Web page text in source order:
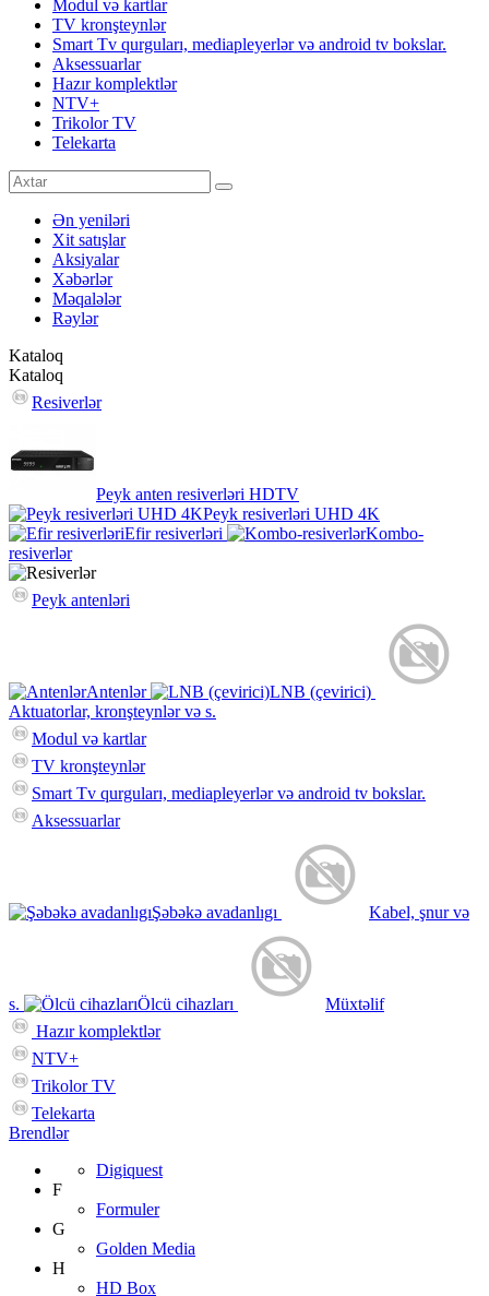
Modul və kartlar
TV kronşteynlər
Smart Tv qurguları, mediapleyerlər və android tv bokslar.
Aksessuarlar
Hazır komplektlər
NTV+
Trikolor TV
Telekarta
Ən yeniləri
Xit satışlar
Aksiyalar
Xəbərlər
Məqalələr
Rəylər
Kataloq
Kataloq
Resiverlər
Peyk anten resiverləri HDTV
Peyk resiverləri UHD 4K
Efir resiverləri
Kombo-
resiverlər
Peyk antenləri
Antenlər
LNB (çevirici)
Aktuatorlar, kronşteynlər və s.
Modul və kartlar
TV kronşteynlər
Smart Tv qurguları, mediapleyerlər və android tv bokslar.
Aksessuarlar
Şəbəkə avadanlıgı Kabel, şnur və
s. Ölcü cihazları
Müxtəlif
Hazır komplektlər
NTV+
Trikolor TV
Telekarta
Brendlər
Digiquest
F
Formuler
G
Golden Media
H
HD Box